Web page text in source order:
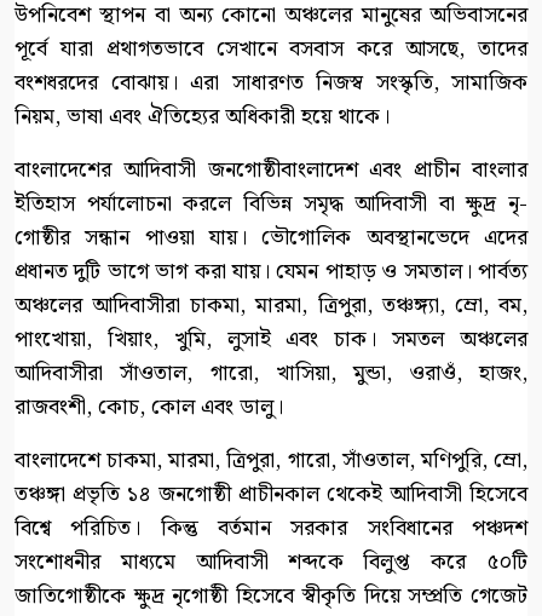
উপনিবেশ স্থাপন বা অন্য কোনো অঞ্চলের মানুষের অভিবাসনের
পূর্বে যারা প্রথাগতভাবে সেখানে বসবাস করে আসছে, তাদের
বংশধরদের বোঝায়। এরা সাধারণত নিজস্ব সংস্কৃতি, সামাজিক
নিয়ম, ভাষা এবং ঐতিহ্যের অধিকারী হয়ে থাকে।
বাংলাদেশের আদিবাসী জনগোষ্ঠীবাংলাদেশ এবং প্রাচীন বাংলার
ইতিহাস পর্যালোচনা করলে বিভিন্ন সমৃদ্ধ আদিবাসী বা ক্ষুদ্র নৃ-
গোষ্ঠীর সন্ধান পাওয়া যায়। ভৌগোলিক অবস্থানভেদে এদের
প্রধানত দুটি ভাগে ভাগ করা যায়। যেমন পাহাড় ও সমতাল। পার্বত্য
অঞ্চলের আদিবাসীরা চাকমা, মারমা, ত্রিপুরা, তঞ্চঙ্গ্যা, ম্রো, বম,
পাংখোয়া, খিয়াং, খুমি, লুসাই এবং চাক। সমতল অঞ্চলের
আদিবাসীরা সাঁওতাল, গারো, খাসিয়া, মুন্ডা, ওরাওঁ, হাজং,
রাজবংশী, কোচ, কোল এবং ডালু।
বাংলাদেশে চাকমা, মারমা, ত্রিপুরা, গারো, সাঁওতাল, মণিপুরি, ম্রো,
তঞ্চঙ্গা প্রভৃতি ১৪ জনগোষ্ঠী প্রাচীনকাল থেকেই আদিবাসী হিসেবে
বিশ্বে পরিচিত। কিন্তু বর্তমান সরকার সংবিধানের পঞ্চদশ
সংশোধনীর মাধ্যমে আদিবাসী শব্দকে বিলুপ্ত করে ৫০টি
জাতিগোষ্ঠীকে ক্ষুদ্র নৃগোষ্ঠী হিসেবে স্বীকৃতি দিয়ে সম্প্রতি গেজেট